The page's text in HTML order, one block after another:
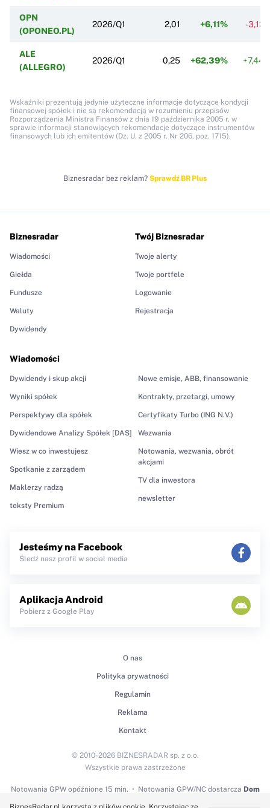
OPN
(OPONEO.PL)
2026/Q1 2,01 +6,11% -
ALE
(ALLEGRO)
2026/Q1 0,25 +62,39%
Wskaźniki prezentują jedynie użyteczne informacje dotyczące kondycji
finansowej spółek i nie są rekomendacją w rozumieniu przepisów
Rozporządzenia Ministra Finansów z dnia 19 października 2005 r. w
sprawie informacji stanowiących rekomendacje dotyczące instrumentów
finansowych lub ich emitentów (Dz. U. z 2005 r. Nr 206, poz. 1715).
Biznesradar bez reklam? Sprawdź BR Plus
Biznesradar
Wiadomości
Giełda
Fundusze
Waluty
Dywidendy
Wiadomości
Dywidendy i skup akcji
Wyniki spółek
Perspektywy dla spółek
Dywidendowe Analizy Spółek [DAS]
Wiesz w co inwestujesz
Spotkanie z zarządem
Maklerzy radzą
teksty Premium
Nowe emisje, ABB, finansowanie
Kontrakty, przetargi, umowy
Certyfikaty Turbo (ING N.V.)
Wezwania
Notowania, wezwania, obrót
akcjami
TV dla inwestora
newsletter
Twój Biznesradar
Twoje alerty
Twoje portfele
Logowanie
Rejestracja
Jesteśmy na Facebook
Śledź nasz profil w social media
Aplikacja Android
Pobierz z Google Play
O nas
Polityka prywatności
Regulamin
Reklama
Kontakt
Notowania GPWopóźnione 15 min. Notowania GPW/NC dostarcza Dom
© 2010-2026 BIZNESRADAR sp. z o.o.
Wszystkie prawa zastrzeżone